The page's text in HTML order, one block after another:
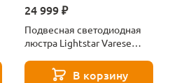
24 999 ₽
Подвесная светодиодная
люстра Lightstar Varese
В корзину